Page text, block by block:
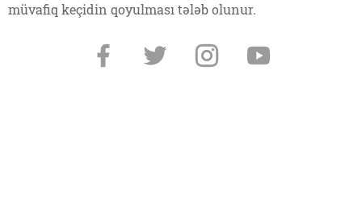
müvafiq keçidin qoyulması tələb olunur.